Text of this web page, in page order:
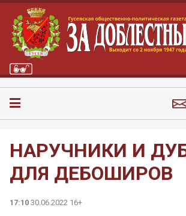
НАРУЧНИКИ И
ДЛЯ ДЕБОШИРОВ
17:10 30.06.2022 16+